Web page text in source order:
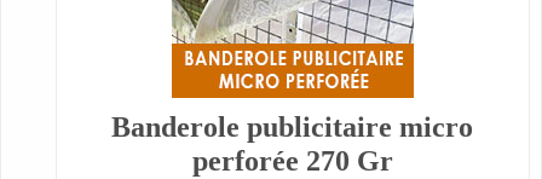
Banderole publicitaire micro
perforée 270 Gr